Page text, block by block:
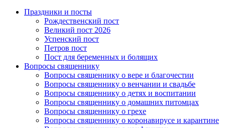
Праздники и посты
Рождественский пост
Великий пост 2026
Успенский пост
Петров пост
Пост для беременных и болящих
Вопросы священнику
Вопросы священнику о вере и благочестии
Вопросы священнику о венчании и свадьбе
Вопросы священнику о детях и воспитании
Вопросы священнику о домашних питомцах
Вопросы священнику о грехе
Вопросы священнику о коронавирусе и карантине